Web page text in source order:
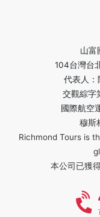
山富
104台灣台
代表人：
交觀綜字
國際航空
穆斯
Richmond Tours is
本公司已獲